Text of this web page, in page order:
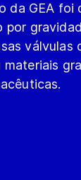
da GEA
por
válvulas